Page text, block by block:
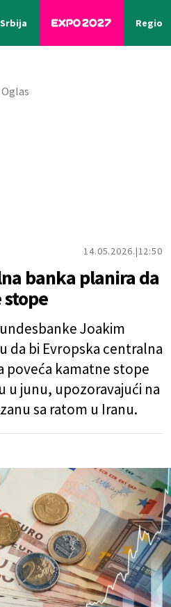
Srbija Region
14.05.2026. 12:50
banka planira da
Joakim
da bi Evropska centralna
poveća kamatne stope
u junu, upozoravajući na
sa ratom u Iranu.